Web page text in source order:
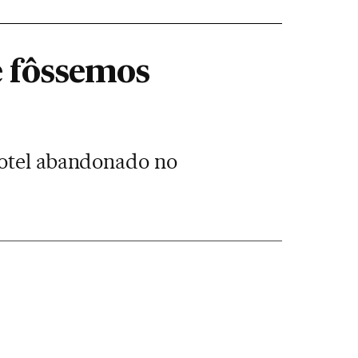
fôssemos
abandonado no